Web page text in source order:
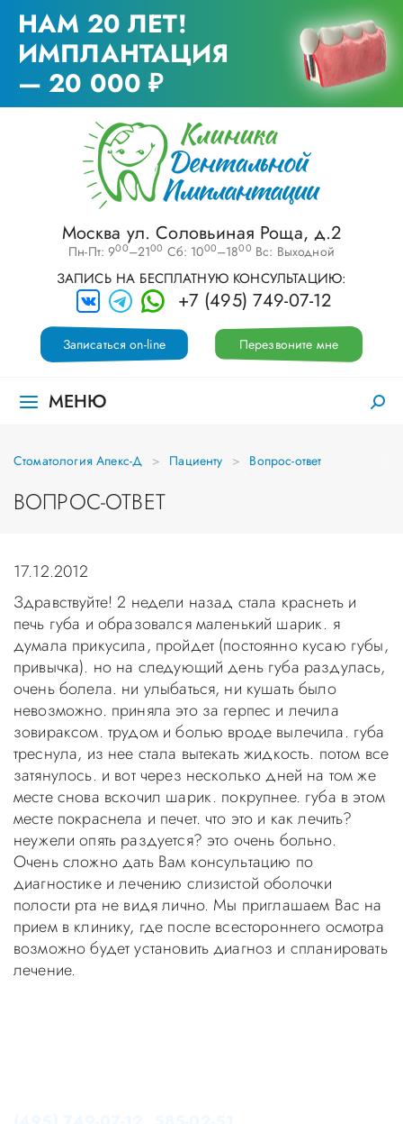
НАМ 20 ЛЕТ!
ИМПЛАНТАЦИЯ
— 20 000 ₽
Москва ул. Соловьиная Роща, д.2
Пн-Пт: 900–2100 Сб: 1000–1800 Вс: Выходной
ЗАПИСЬ НА БЕСПЛАТНУЮ КОНСУЛЬТАЦИЮ:
+7 (495) 749-07-12
Перезвоните мне
Записаться on-line
МЕНЮ
Стоматология Апекс-Д Пациенту Вопрос-ответ
ВОПРОС-ОТВЕТ
17.12.2012
Здравствуйте! 2 недели назад стала краснеть и
печь губа и образовался маленький шарик. я
думала прикусила, пройдет (постоянно кусаю губы,
привычка). но на следующий день губа раздулась,
очень болела. ни улыбаться, ни кушать было
невозможно. приняла это за герпес и лечила
зовираксом. трудом и болью вроде вылечила. губа
треснула, из нее стала вытекать жидкость. потом все
затянулось. и вот через несколько дней на том же
месте снова вскочил шарик. покрупнее. губа в этом
месте покраснела и печет. что это и как лечить?
неужели опять раздуется? это очень больно.
Очень сложно дать Вам консультацию по
диагностике и лечению слизистой оболочки
полости рта не видя лично. Мы приглашаем Вас на
прием в клинику, где после всестороннего осмотра
возможно будет установить диагноз и спланировать
лечение.